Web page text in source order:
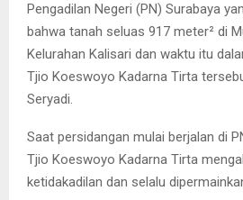
Pengadilan Negeri (PN) Surabaya
bahwa tanah seluas 917 meter² di
Kelurahan Kalisari dan waktu itu
Tjio Koeswoyo Kadarna Tirta
Seryadi.
Saat persidangan mulai berjalan di
Tjio Koeswoyo Kadarna Tirta
ketidakadilan dan selalu